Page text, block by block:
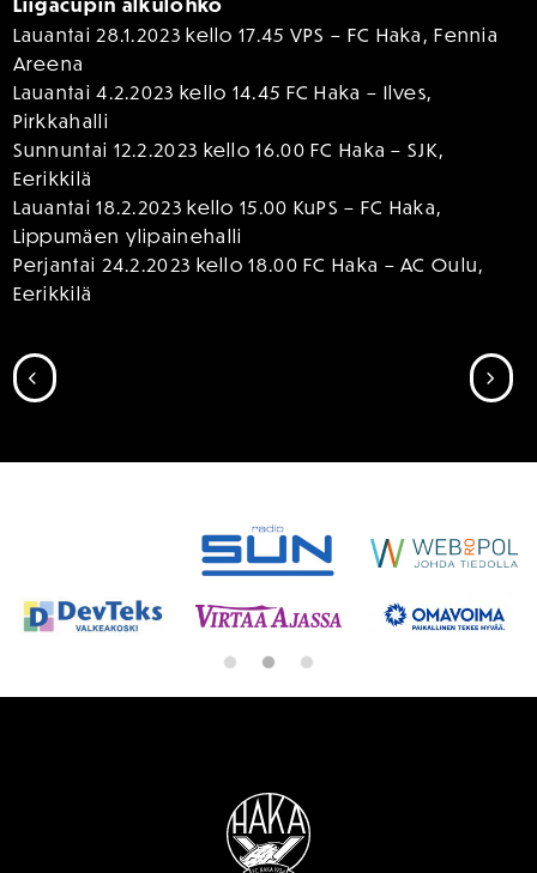
Liigacupin alkulohko
Lauantai 28.1.2023 kello 17.45 VPS – FC Haka, Fennia
Areena
Lauantai 4.2.2023 kello 14.45 FC Haka – Ilves,
Pirkkahalli
Sunnuntai 12.2.2023 kello 16.00 FC Haka – SJK,
Eerikkilä
Lauantai 18.2.2023 kello 15.00 KuPS – FC Haka,
Lippumäen ylipainehalli
Perjantai 24.2.2023 kello 18.00 FC Haka – AC Oulu,
Eerikkilä
SIIRRY EDELLISEEN